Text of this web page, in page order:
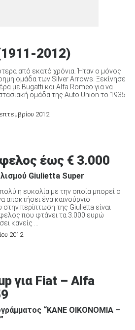
2012)
από εκατό χρόνια. Ήταν ο μόνος
ομάδα των Silver Arrows. Ξεκίνησε
με Bugatti και Alfa Romeo για να
ομάδα της Auto Union το 1935
2012
έως € 3.000
Giulietta Super
η ευκολία με την οποία μπορεί ο
αποκτήσει ένα καινούργιο
περίπτωση της Giulietta είναι
που φτάνει τα 3.000 ευρώ
κανείς ...
2012
για Fiat – Alfa
“ΚΑΝΕ ΟΙΚΟΝΟΜΙΑ –